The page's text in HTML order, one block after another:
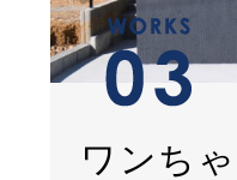
ワンち